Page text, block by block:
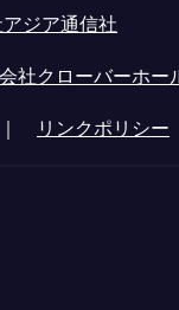
ジア通信社
社クローバーホー
リンクポリシー